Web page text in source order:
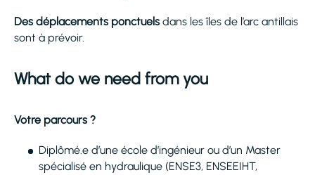
Des déplacements ponctuels dans les îles de l’arc antillais
sont à prévoir.
What do we need from you
Votre parcours ?
Diplômé.e d’une école d’ingénieur ou d’un Master
spécialisé en hydraulique (ENSE3, ENSEEIHT,